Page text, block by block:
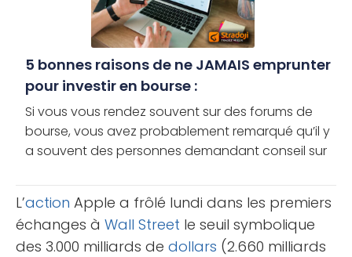
5 bonnes raisons de ne JAMAIS emprunter
pour investir en bourse :
Si vous vous rendez souvent sur des forums de
bourse, vous avez probablement remarqué qu’il y
a souvent des personnes demandant conseil sur
L’action Apple a frôlé lundi dans les premiers
échanges à Wall Street le seuil symbolique
des 3.000 milliards de dollars (2.660 milliards